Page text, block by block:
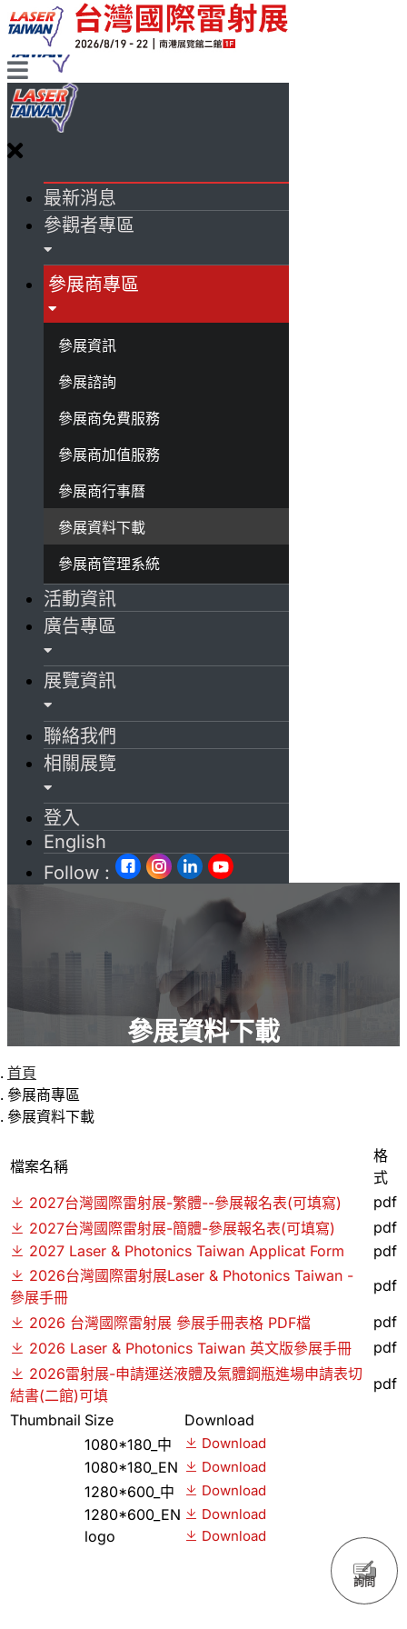
最新消息
參觀者專區
參展商專區
參展資訊
參展諮詢
參展商免費服務
參展商加值服務
參展商行事曆
參展資料下載
參展商管理系統
活動資訊
廣告專區
展覽資訊
聯絡我們
相關展覽
登入
English
Follow :
詢問
參展資料下載
首頁
參展商專區
參展資料下載
檔案名稱
格
式
2027台灣國際雷射展-繁體--參展報名表(可填寫)
pdf
2027台灣國際雷射展-簡體-參展報名表(可填寫)
pdf
2027 Laser & Photonics Taiwan Applicat Form
pdf
2026台灣國際雷射展Laser & Photonics Taiwan -
參展手冊
pdf
2026 台灣國際雷射展 參展手冊表格 PDF檔
pdf
2026 Laser & Photonics Taiwan 英文版參展手冊
pdf
2026雷射展-申請運送液體及氣體鋼瓶進場申請表切
結書(二館)可填
pdf
Thumbnail Size
Download
1080*180_中
Download
1080*180_EN Download
1280*600_中 Download
1280*600_EN Download
logo Download